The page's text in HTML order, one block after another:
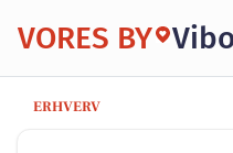
VORES BY
ERHVERV
SMUK By Læsø